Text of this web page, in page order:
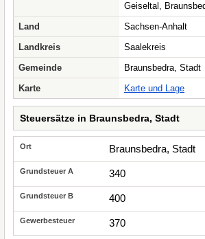
Geiseltal,
Land
Sachsen-Anhalt
Landkreis
Saalekreis
Gemeinde
Braunsbedra, Stadt
Karte
Karte und Lage
Steuersätze in Braunsbedra, Stadt
Braunsbedra, Stadt
340
400
370